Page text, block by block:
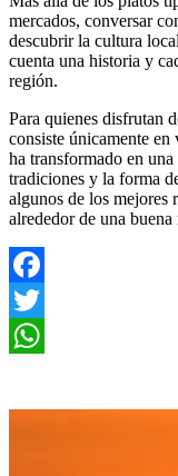
mercados, conversar
descubrir la cultura
cuenta una historia y
región.
Para quienes disfrutan
consiste únicamente
ha transformado en
tradiciones y la forma
algunos de los mejores
alrededor de una buena
Facebook
Twitter